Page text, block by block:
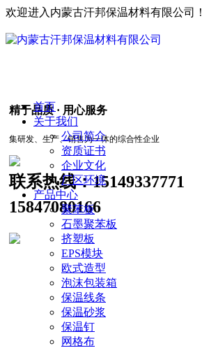
欢迎进入内蒙古汗邦保温材料有限公司！
精于品质 · 用心服务
集研发、生产、销售为一体的综合性企业
联系热线：15149337771
15847080166
首页
关于我们
公司简介
资质证书
企业文化
厂区环境
产品中心
聚苯板
石墨聚苯板
挤塑板
EPS模块
欧式造型
泡沫包装箱
保温线条
保温砂浆
保温钉
网格布